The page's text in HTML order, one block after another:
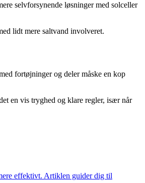
selvforsynende løsninger med solceller
lidt mere saltvand involveret.
fortøjninger og deler måske en kop
en vis tryghed og klare regler, især når
effektivt. Artiklen guider dig til